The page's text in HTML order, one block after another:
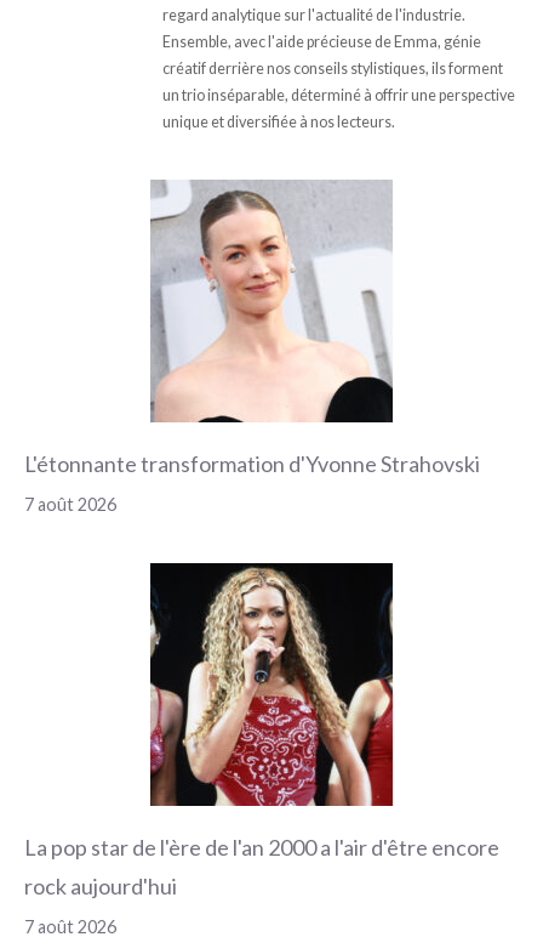
regard analytique sur l'actualité de l'industrie.
Ensemble, avec l'aide précieuse de Emma, génie
créatif derrière nos conseils stylistiques, ils forment
un trio inséparable, déterminé à offrir une perspective
unique et diversifiée à nos lecteurs.
L'étonnante transformation d'Yvonne Strahovski
7 août 2026
La pop star de l'ère de l'an 2000 a l'air d'être encore
rock aujourd'hui
7 août 2026